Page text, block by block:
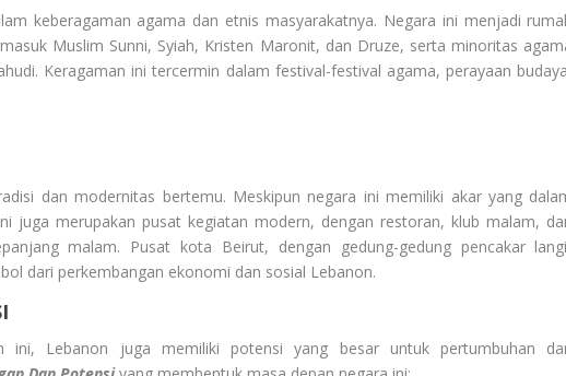
keberagaman agama dan etnis masyarakatnya. Negara ini menjadi
Muslim Sunni, Syiah, Kristen Maronit, dan Druze, serta minoritas
Keragaman ini tercermin dalam festival-festival agama, perayaan
dan modernitas bertemu. Meskipun negara ini memiliki akar yang
juga merupakan pusat kegiatan modern, dengan restoran, klub malam,
malam. Pusat kota Beirut, dengan gedung-gedung pencakar
dari perkembangan ekonomi dan sosial Lebanon.
ini, Lebanon juga memiliki potensi yang besar untuk pertumbuhan